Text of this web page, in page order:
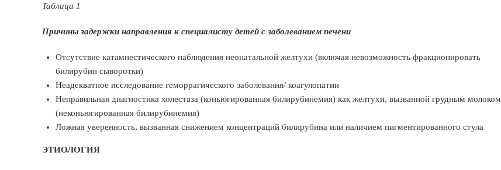
Таблица 1
Причины задержки направления к специалисту детей с заболеванием печени
Отсутствие катамнестического наблюдения неонатальной желтухи (включая невозможность фракционировать
билирубин сыворотки)
Неадекватное исследование геморрагического заболевания/ коагулопатии
Неправильная диагностика холестаза (коньюгированная билирубинемия) как желтухи, вызванной грудным молоком
(неконьюгированная билирубинемия)
Ложная уверенность, вызванная снижением концентраций билирубина или наличием пигментированного стула
ЭТИОЛОГИЯ